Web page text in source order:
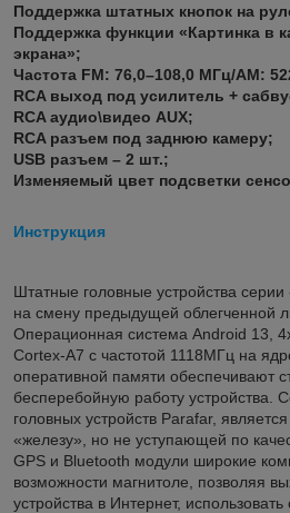
Поддержка штатных кнопок на
Поддержка функции «Картинка в
экрана»;
Частота FM: 76,0–108,0 МГц/AM:
RCA выход под усилитель +
RCA аудио\видео AUX;
RCA разъем под заднюю камеру;
USB разъем – 2 шт.;
Изменяемый цвет подсветки
Инструкция
Штатные головные устройства
на смену предыдущей облегченной
Операционная система Android 13,
Cortex-A7 с частотой 1118МГц на
оперативной памяти обеспечивают
бесперебойную работу устройства.
головных устройств Parafar,
«железу», но не уступающей по
GPS и Bluetooth модули широкие
возможности магнитоле, позволяя
устройства в Интернет,